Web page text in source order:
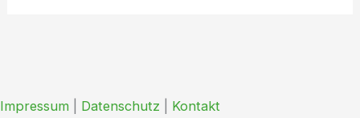
Impressum Datenschutz Kontakt